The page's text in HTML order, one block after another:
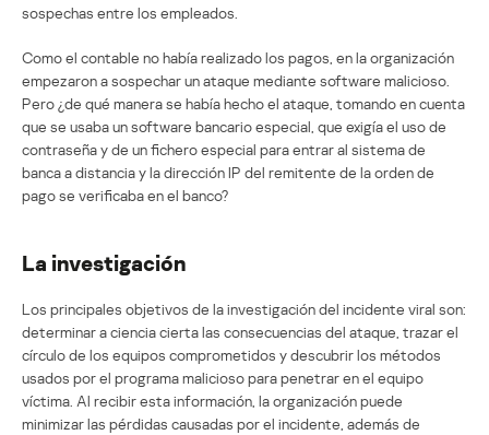
sospechas entre los empleados.
Como el contable no había realizado los pagos, en la organización
empezaron a sospechar un ataque mediante software malicioso.
Pero ¿de qué manera se había hecho el ataque, tomando en cuenta
que se usaba un software bancario especial, que exigía el uso de
contraseña y de un fichero especial para entrar al sistema de
banca a distancia y la dirección IP del remitente de la orden de
pago se verificaba en el banco?
La investigación
Los principales objetivos de la investigación del incidente viral son:
determinar a ciencia cierta las consecuencias del ataque, trazar el
círculo de los equipos comprometidos y descubrir los métodos
usados por el programa malicioso para penetrar en el equipo
víctima. Al recibir esta información, la organización puede
minimizar las pérdidas causadas por el incidente, además de